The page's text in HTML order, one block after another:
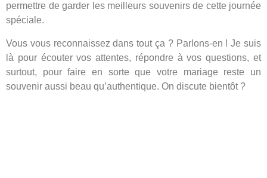
permettre de garder les meilleurs souvenirs de cette journée
spéciale.
Vous vous reconnaissez dans tout ça ? Parlons-en ! Je suis
là pour écouter vos attentes, répondre à vos questions, et
surtout, pour faire en sorte que votre mariage reste un
souvenir aussi beau qu’authentique. On discute bientôt ?